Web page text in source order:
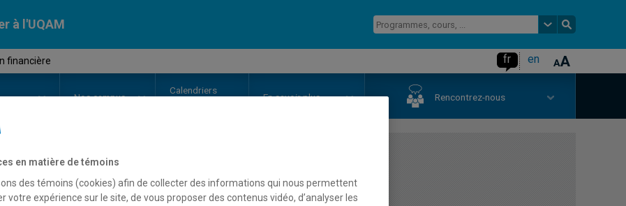
à l'UQAM
financière fr en
Noscampus
Calendriers
En savoir plus Rencontrez-nous
// SCO7022-Gestion financière
en matière de témoins
des témoins (cookies) afin de collecter des informations qui nous permettent
votre expérience sur le site, de vous proposer des contenus vidéo, d’analyser les